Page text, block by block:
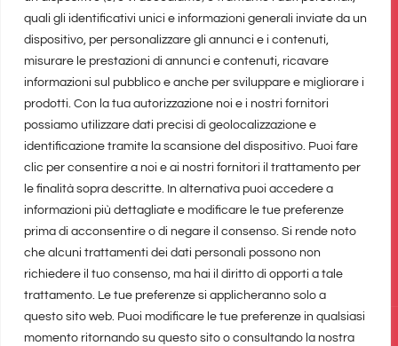
quali gli identificativi unici e informazioni generali inviate da un
dispositivo, per personalizzare gli annunci e i contenuti,
misurare le prestazioni di annunci e contenuti, ricavare
informazioni sul pubblico e anche per sviluppare e migliorare i
prodotti. Con la tua autorizzazione noi e i nostri fornitori
possiamo utilizzare dati precisi di geolocalizzazione e
identificazione tramite la scansione del dispositivo. Puoi fare
clic per consentire a noi e ai nostri fornitori il trattamento per
le finalità sopra descritte. In alternativa puoi accedere a
informazioni più dettagliate e modificare le tue preferenze
prima di acconsentire o di negare il consenso. Si rende noto
che alcuni trattamenti dei dati personali possono non
richiedere il tuo consenso, ma hai il diritto di opporti a tale
trattamento. Le tue preferenze si applicheranno solo a
questo sito web. Puoi modificare le tue preferenze in qualsiasi
momento ritornando su questo sito o consultando la nostra
realizzato daMarina GalatiotoeInfynia©2026 Tutti i diritti